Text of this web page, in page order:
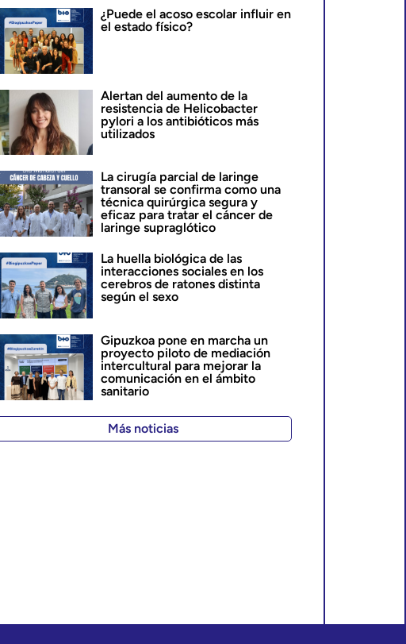
¿Puede el acoso escolar influir en
el estado físico?
Alertan del aumento de la
resistencia de Helicobacter
pylori a los antibióticos más
utilizados
La cirugía parcial de laringe
transoral se confirma como una
técnica quirúrgica segura y
eficaz para tratar el cáncer de
laringe supraglótico
La huella biológica de las
interacciones sociales en los
cerebros de ratones distinta
según el sexo
Gipuzkoa pone en marcha un
proyecto piloto de mediación
intercultural para mejorar la
comunicación en el ámbito
sanitario
Más noticias